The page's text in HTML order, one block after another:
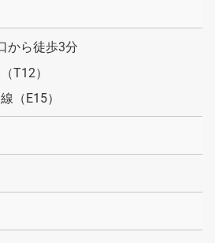
から徒歩3分
T12）
（E15）